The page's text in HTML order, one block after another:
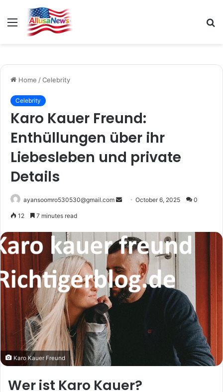
Menu
Home /Celebrity
Celebrity
Karo Kauer Freund:
Enthüllungen über ihr
Liebesleben und private
Details
ayansoomro530530@gmail.com
SendOctober 6, 2025 0
12 7 minutes read
Karo Kauer Freund
Wer ist Karo Kauer?